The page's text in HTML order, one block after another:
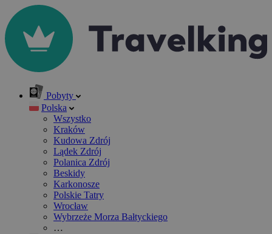
Pobyty
Polska
Wszystko
Kraków
Kudowa Zdrój
Lądek Zdrój
Polanica Zdrój
Beskidy
Karkonosze
Polskie Tatry
Wrocław
Wybrzeże Morza Bałtyckiego
…